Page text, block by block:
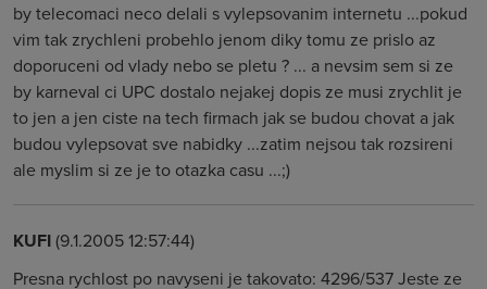
by telecomaci neco delali s vylepsovanim internetu ...pokud
vim tak zrychleni probehlo jenom diky tomu ze prislo az
doporuceni od vlady nebo se pletu ? ... a nevsim sem si ze
by karneval ci UPC dostalo nejakej dopis ze musi zrychlit je
to jen a jen ciste na tech firmach jak se budou chovat a jak
budou vylepsovat sve nabidky ...zatim nejsou tak rozsireni
ale myslim si ze je to otazka casu ...;)
KUFI(9.1.2005 12:57:44)
Presna rychlost po navyseni je takovato: 4296/537 Jeste ze